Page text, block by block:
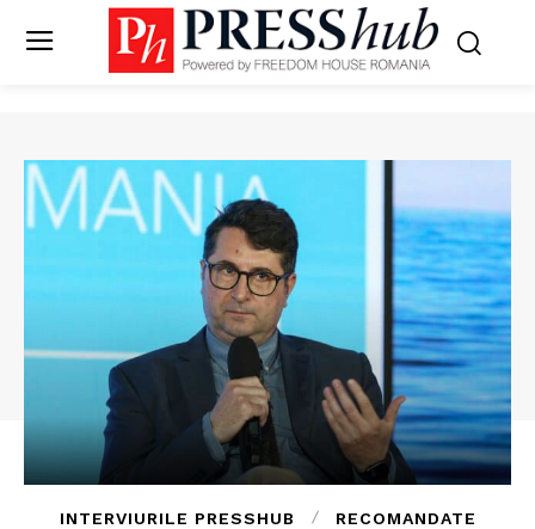
INTERVIURILE PRESSHUB RECOMANDATE